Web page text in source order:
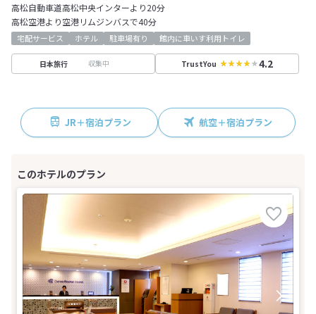
高松自動車道高松中央インターより20分
高松空港より空港リムジンバスで40分
宅配サービス ホテル 駐車場有り 館内に車いす利用トイレ
日本旅行 収集中 TrustYou 4.2
JR＋宿泊プラン 航空＋宿泊プラン